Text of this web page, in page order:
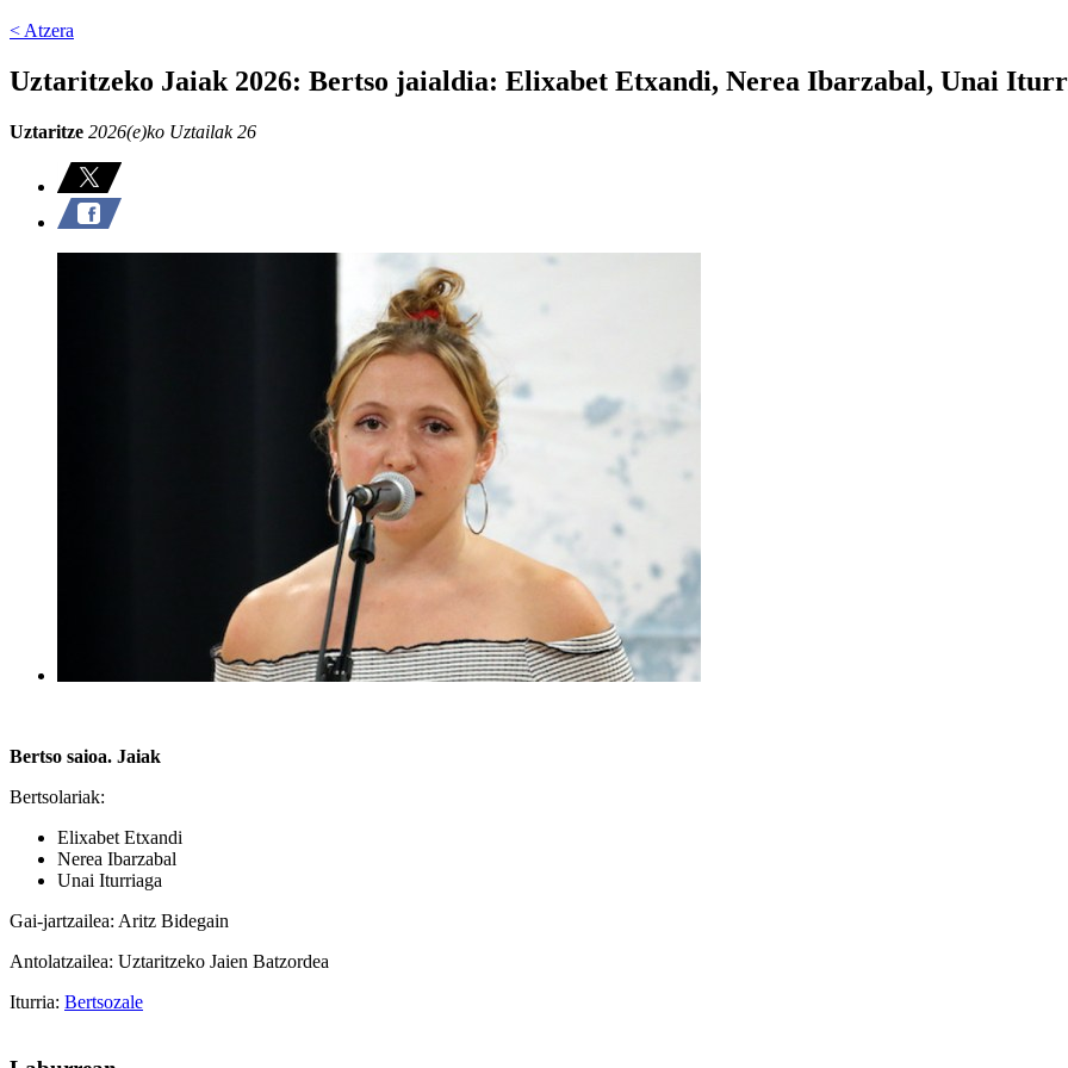
< Atzera
Uztaritzeko Jaiak 2026: Bertso jaialdia: Elixabet Etxandi, Nerea Ibarzabal, Unai
Uztaritze 2026(e)ko Uztailak 26
Bertso saioa. Jaiak
Bertsolariak:
Elixabet Etxandi
Nerea Ibarzabal
Unai Iturriaga
Gai-jartzailea: Aritz Bidegain
Antolatzailea: Uztaritzeko Jaien Batzordea
Iturria: Bertsozale